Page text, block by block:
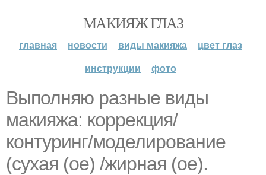
МАКИЯЖ ГЛАЗ
главная новости виды макияжа
цвет глаз
инструкции
фото
Выполняю разные виды
макияжа: коррекция/
контуринг/моделирование
(сухая (ое) /жирная (ое).